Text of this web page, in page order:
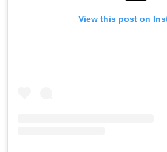
View this post on